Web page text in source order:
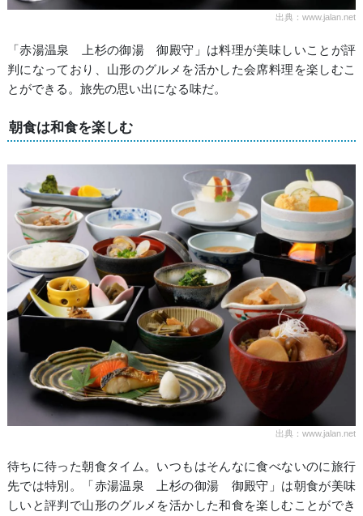
出典：www.jalan.net
「赤湯温泉 上杉の御湯 御殿守」は料理が美味しいことが評
判になっており、山形のグルメを活かした会席料理を楽しむこ
とができる。旅先の思い出になる味だ。
朝食は和食を楽しむ
出典：www.jalan.net
待ちに待った朝食タイム。いつもはそんなに食べないのに旅行
先では特別。「赤湯温泉 上杉の御湯 御殿守」は朝食が美味
しいと評判で山形のグルメを活かした和食を楽しむことができ